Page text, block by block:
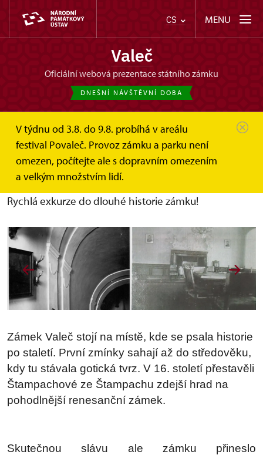
CS MENU
Valeč
oficiální webová prezentace státního zámku
DNEŠNÍ NÁVŠTĚVNÍ DOBA
V týdnu od 3.8. do 9.8. probíhá v areálu
festival Povaleč. Provoz zámku a parku není
omezen, počítejte ale s dopravním omezením
a velkým množstvím lidí.
Valeč O zámku Historie
Valečská historie
Rychlá exkurze do dlouhé historie zámku!
Zámek Valeč stojí na místě, kde se psala historie
po staletí. První zmínky sahají až do středověku,
kdy tu stávala gotická tvrz. V 16. století přestavěli
Štampachové ze Štampachu zdejší hrad na
pohodlnější renesanční zámek.
Skutečnou slávu ale zámku přineslo